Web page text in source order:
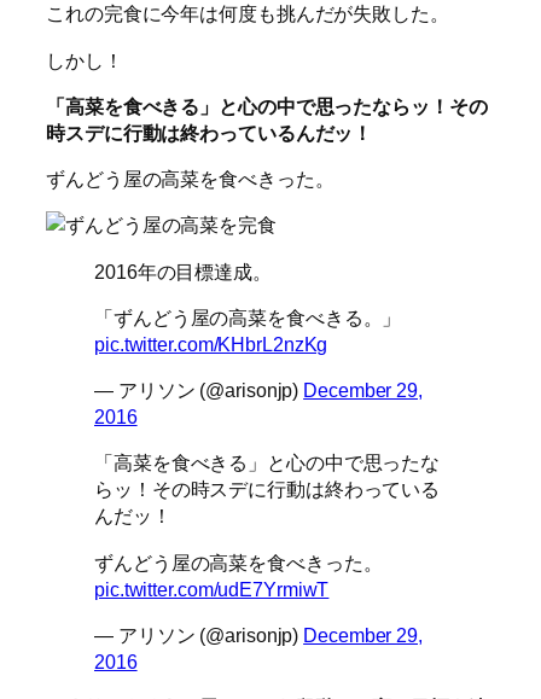
これの完食に今年は何度も挑んだが失敗した。
しかし！
「高菜を食べきる」と心の中で思ったならッ！その
時スデに行動は終わっているんだッ！
ずんどう屋の高菜を食べきった。
2016年の目標達成。
「ずんどう屋の高菜を食べきる。」
pic.twitter.com/KHbrL2nzKg
— アリソン (@arisonjp) December 29,
2016
「高菜を食べきる」と心の中で思ったな
らッ！その時スデに行動は終わっている
んだッ！
ずんどう屋の高菜を食べきった。
pic.twitter.com/udE7YrmiwT
— アリソン (@arisonjp) December 29,
2016